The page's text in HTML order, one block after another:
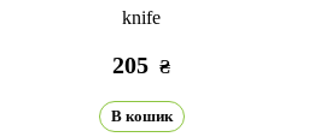
knife
205 ₴
В кошик